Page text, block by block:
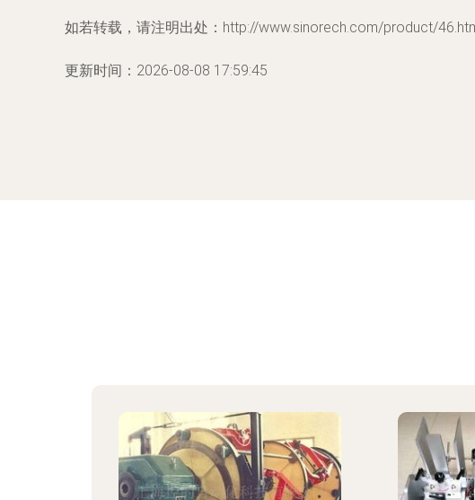
如若转载，请注明出处：http://www.sinorech.com/product/
更新时间：2026-08-08 17:59:45